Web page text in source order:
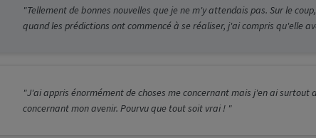
"Tellement de bonnes nouvelles que je ne m'y attendais pas. Sur le
quand les prédictions ont commencé à se réaliser, j'ai compris qu'elle
"J'ai appris énormément de choses me concernant mais j'en ai surtout
concernant mon avenir. Pourvu que tout soit vrai ! "